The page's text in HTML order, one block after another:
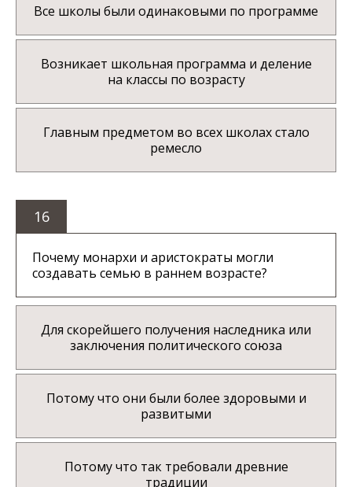
Все школы были одинаковыми по программе
Возникает школьная программа и деление
на классы по возрасту
Главным предметом во всех школах стало
ремесло
16
Почему монархи и аристократы могли
создавать семью в раннем возрасте?
Для скорейшего получения наследника или
заключения политического союза
Потому что они были более здоровыми и
развитыми
Потому что так требовали древние
традиции